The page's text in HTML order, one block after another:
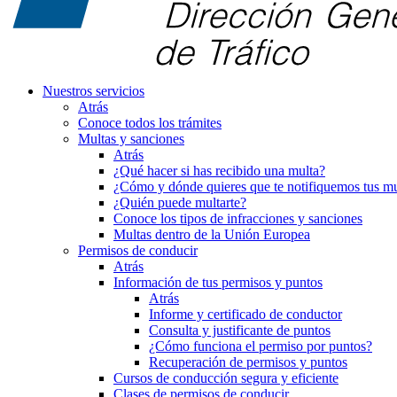
Nuestros servicios
Atrás
Conoce todos los trámites
Multas y sanciones
Atrás
¿Qué hacer si has recibido una multa?
¿Cómo y dónde quieres que te notifiquemos tus
¿Quién puede multarte?
Conoce los tipos de infracciones y sanciones
Multas dentro de la Unión Europea
Permisos de conducir
Atrás
Información de tus permisos y puntos
Atrás
Informe y certificado de conductor
Consulta y justificante de puntos
¿Cómo funciona el permiso por puntos?
Recuperación de permisos y puntos
Cursos de conducción segura y eficiente